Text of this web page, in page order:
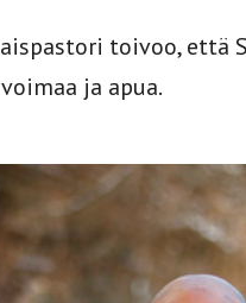
toivoo, että
ja apua.